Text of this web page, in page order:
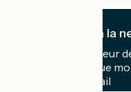
Je m'abonne à la
Recevez le meilleur
boîte mail chaque
Mon adresse mail